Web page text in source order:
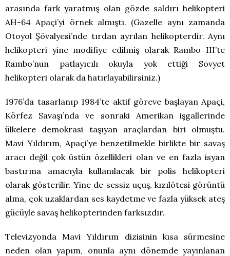
arasında fark yaratmış olan gözde saldırı helikopteri
AH-64 Apaçi’yi örnek almıştı. (Gazelle aynı zamanda
Otoyol Şövalyesi’nde tırdan ayrılan helikopterdir. Aynı
helikopteri yine modifiye edilmiş olarak Rambo III’te
Rambo’nun patlayıcılı okuyla yok ettiği Sovyet
helikopteri olarak da hatırlayabilirsiniz.)
1976’da tasarlanıp 1984’te aktif göreve başlayan Apaçi,
Körfez Savaşı’nda ve sonraki Amerikan işgallerinde
ülkelere demokrasi taşıyan araçlardan biri olmuştu.
Mavi Yıldırım, Apaçi’ye benzetilmekle birlikte bir savaş
aracı değil çok üstün özellikleri olan ve en fazla isyan
bastırma amacıyla kullanılacak bir polis helikopteri
olarak gösterilir. Yine de sessiz uçuş, kızılötesi görüntü
alma, çok uzaklardan ses kaydetme ve fazla yüksek ateş
gücüyle savaş helikopterinden farksızdır.
Televizyonda Mavi Yıldırım dizisinin kısa sürmesine
neden olan yapım, onunla aynı dönemde yayınlanan